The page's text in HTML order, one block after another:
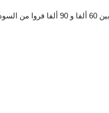
قالت مفوضية اللاجئين التابعة للأمم المتحدة إن ما بين 60 ألفا و